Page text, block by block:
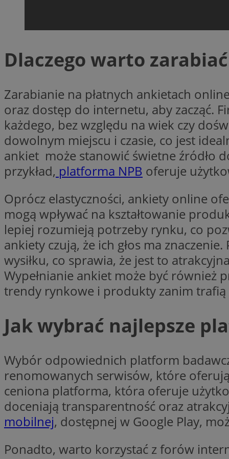
Dlaczego warto
Zarabianie na płatnych ankietach
oraz dostęp do internetu, aby zacząć.
każdego, bez względu na wiek czy
dowolnym miejscu i czasie, co jest
ankiet może stanowić świetne źródło
przykład, platforma NPB oferuje
Oprócz elastyczności, ankiety online
mogą wpływać na kształtowanie
lepiej rozumieją potrzeby rynku, co
ankiety czują, że ich głos ma
wysiłku, co sprawia, że jest to
Wypełnianie ankiet może być również
trendy rynkowe i produkty zanim trafią
Jak wybrać najlepsze
Wybór odpowiednich platform
renomowanych serwisów, które
ceniona platforma, która oferuje
doceniają transparentność oraz
mobilnej, dostępnej w Google Play,
Ponadto, warto korzystać z forów
__cf_bm
suid
INGRESSCOOKIE
euds
li_gc
Nazwa
_ga_L2744325BY
_ga
Nazwa
tt_viewer
DSID
ADKUID
Nazwa
__mguid_